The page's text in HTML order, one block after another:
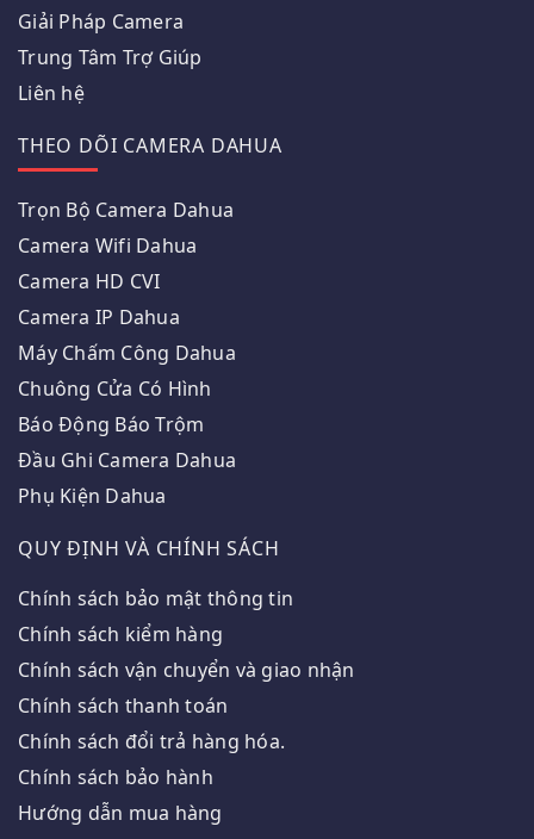
Giải Pháp Camera
Trung Tâm Trợ Giúp
Liên hệ
THEO DÕI CAMERA DAHUA
Trọn Bộ Camera Dahua
Camera Wifi Dahua
Camera HD CVI
Camera IP Dahua
Máy Chấm Công Dahua
Chuông Cửa Có Hình
Báo Động Báo Trộm
Đầu Ghi Camera Dahua
Phụ Kiện Dahua
QUY ĐỊNH VÀ CHÍNH SÁCH
Chính sách bảo mật thông tin
Chính sách kiểm hàng
Chính sách vận chuyển và giao nhận
Chính sách thanh toán
Chính sách đổi trả hàng hóa.
Chính sách bảo hành
Hướng dẫn mua hàng